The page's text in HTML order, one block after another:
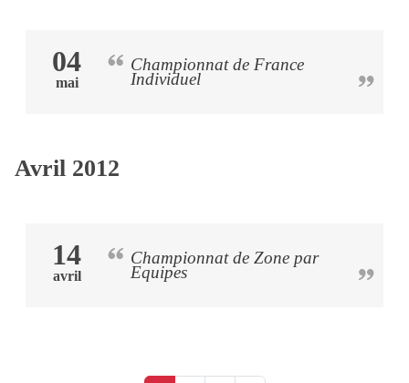
04
mai
Championnat de France
Individuel
Avril 2012
14
avril
Championnat de Zone par
Equipes